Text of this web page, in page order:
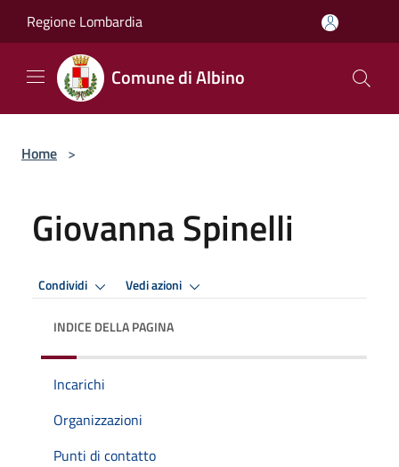
Regione Lombardia
Comune di Albino
Home >
Giovanna Spinelli
Condividi Vedi azioni
INDICE DELLA PAGINA
Incarichi
Organizzazioni
Punti di contatto